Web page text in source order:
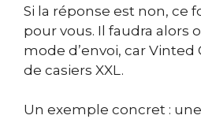
Si la réponse est non, ce
pour vous. Il faudra alors
mode d’envoi, car Vinted
de casiers XXL.
Un exemple concret :